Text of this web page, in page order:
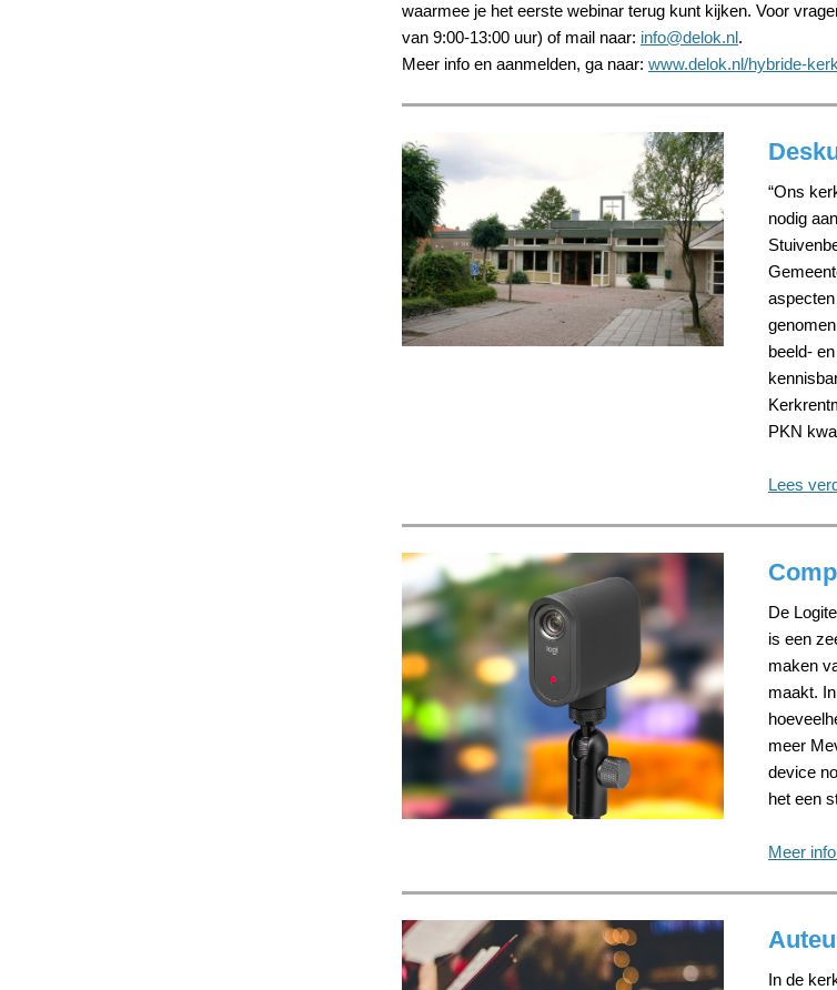
waarmee je het eerste webinar terug kunt kijken. Voor
van 9:00-13:00 uur) of mail naar: info@delok.nl.
Meer info en aanmelden, ga naar: www.delok.nl/hybride-kerk
“Ons
nodig
beeld-
PKN
Lees
De
is een
maken
maakt.
meer
device
het een
Meer
In de